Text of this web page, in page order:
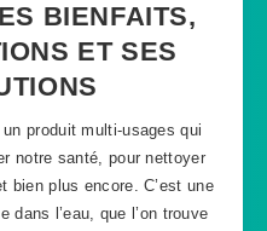
BIENFAITS,
ET SES
produit multi-usages qui
notre santé, pour nettoyer
bien plus encore. C’est une
dans l’eau, que l’on trouve